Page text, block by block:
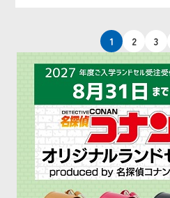
だ話題の少女漫画の祭典
を目前に、『ちゃお』萩
原綾乃編集長、『りぼ
ん』相田聡一 […]
稿
1 2 3